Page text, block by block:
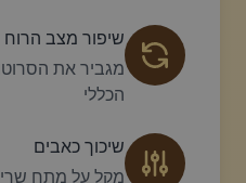
שיפור מצב הרוח
מגביר את
הכללי
שיכוך כאבים
מקל על מתח